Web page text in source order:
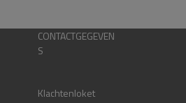
CONTACTGEGEVEN
S
Klachtenloket